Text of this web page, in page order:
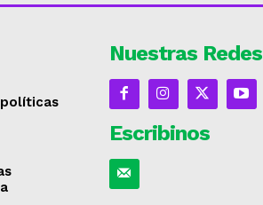
Nuestras Redes
Escribinos